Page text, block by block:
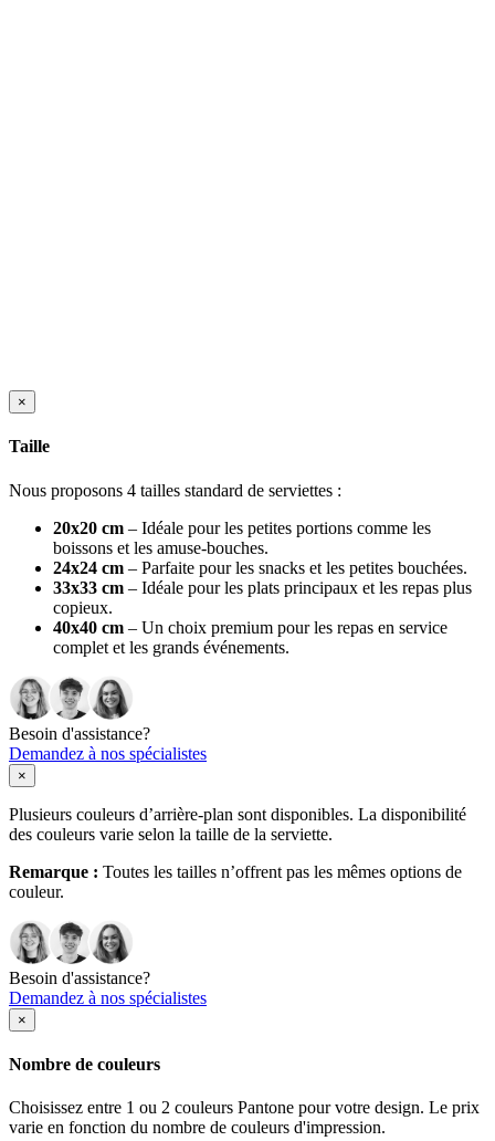
×
Taille
Nous proposons 4 tailles standard de serviettes :
20x20 cm – Idéale pour les petites portions comme les
boissons et les amuse-bouches.
24x24 cm – Parfaite pour les snacks et les petites bouchées.
33x33 cm – Idéale pour les plats principaux et les repas plus
copieux.
40x40 cm – Un choix premium pour les repas en service
complet et les grands événements.
Besoin d'assistance?
Demandez à nos spécialistes
×
Plusieurs couleurs d’arrière-plan sont disponibles. La disponibilité
des couleurs varie selon la taille de la serviette.
Remarque : Toutes les tailles n’offrent pas les mêmes options de
couleur.
Besoin d'assistance?
Demandez à nos spécialistes
×
Nombre de couleurs
Choisissez entre 1 ou 2 couleurs Pantone pour votre design. Le prix
varie en fonction du nombre de couleurs d'impression.